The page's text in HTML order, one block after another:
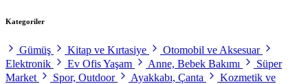
Kategoriler
Gümüş Kitap ve Kırtasiye
Otomobil ve Aksesuar
Elektronik
Ev Ofis Yaşam Anne, Bebek Bakımı
Süper
Market
Spor, Outdoor Ayakkabı, Çanta
Kozmetik ve